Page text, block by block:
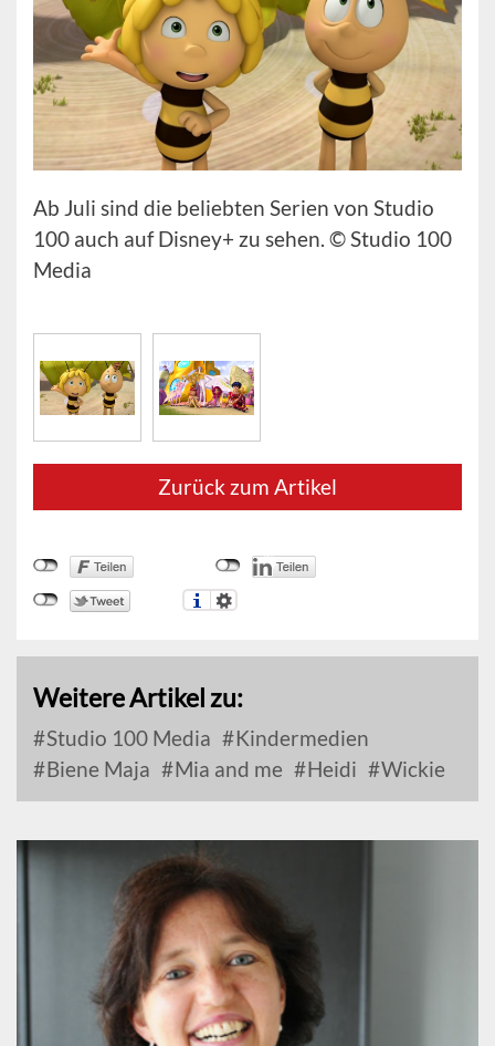
Ab Juli sind die beliebten Serien von Studio
100 auch auf Disney+ zu sehen. © Studio 100
Media
Zurück zum Artikel
Weitere Artikel zu:
Studio 100 Media
Kindermedien
Biene Maja
Mia and me Heidi Wickie